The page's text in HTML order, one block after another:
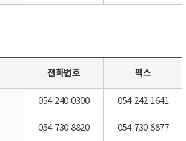
전화번호 팩스
054-240-0300 054-242-1641
054-730-8820 054-730-8877